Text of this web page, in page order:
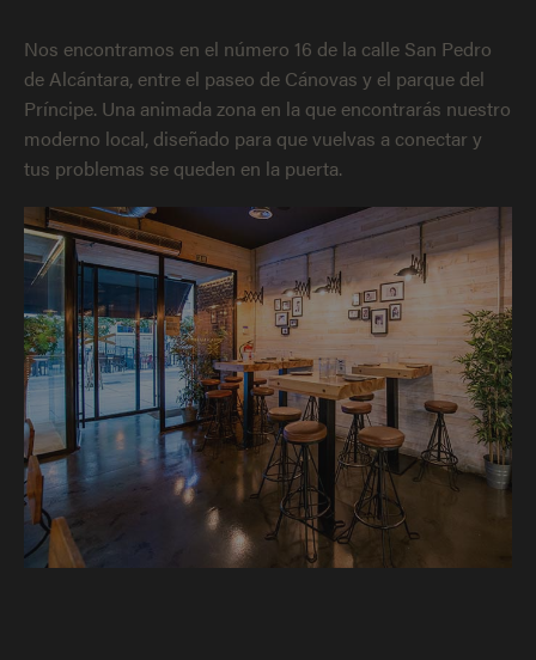
Nos encontramos en el número 16 de la calle San Pedro
de Alcántara, entre el paseo de Cánovas y el parque del
Príncipe. Una animada zona en la que encontrarás nuestro
moderno local, diseñado para que vuelvas a conectar y
tus problemas se queden en la puerta.